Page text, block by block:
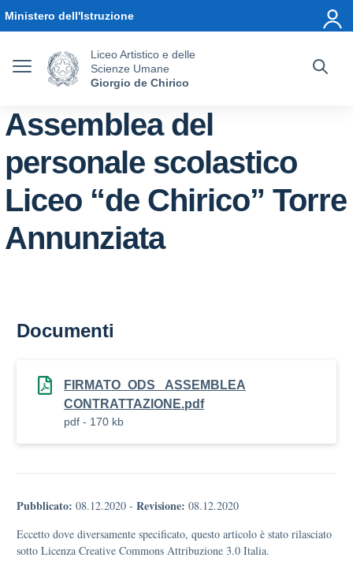
Ministero dell'Istruzione
Liceo Artistico e delle
Scienze Umane
Giorgio de Chirico
Assemblea del
personale scolastico
Liceo “de Chirico” Torre
Annunziata
Documenti
FIRMATO_ODS_ ASSEMBLEA
CONTRATTAZIONE.pdf
pdf - 170 kb
Pubblicato: 08.12.2020 - Revisione: 08.12.2020
Eccetto dove diversamente specificato, questo articolo è stato rilasciato
sotto Licenza Creative Commons Attribuzione 3.0 Italia.